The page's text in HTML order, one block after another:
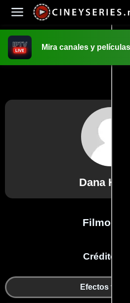
Mira canales y
Dana
Créditos
Efectos